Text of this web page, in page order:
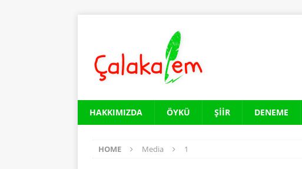
HAKKIMIZDA ÖYKÜ ŞIIR DENEME
HOME Media 1